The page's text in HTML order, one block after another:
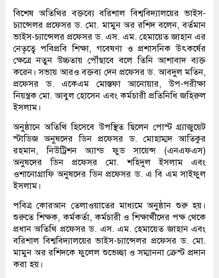
বিশেষ অতিথির বক্তব্যে বরিশাল বিশ্ববিদ্যালয়ের ভাইস-
চ্যান্সেলর প্রফেসর ড. মো. মামুন অর রশিদ বলেন, বর্তমান
ভাইস-চ্যান্সেলর প্রফেসর ড. এস. এম. হেমায়েত জাহান এর
নেতৃত্বে পবিপ্রবি শিক্ষা, গবেষণা ও প্রশাসনিক উৎকর্ষের
ক্ষেত্রে নতুন উচ্চতায় পৌঁছাবে বলে তিনি আশাবাদ ব্যক্ত
করেন। সভায় আরও বক্তব্য দেন প্রফেসর ড. আবদুল মতিন,
প্রফেসর ড. একেএম মোস্তফা আনোয়ার, উপ-পরীক্ষা
নিয়ন্ত্রক মো. আবুল হোসেন এবং কর্মচারী প্রতিনিধি জহিরুল
ইসলাম।
অনুষ্ঠানে অতিথি হিসেবে উপস্থিত ছিলেন পোস্ট গ্র্যাজুয়েট
স্টাডিজ অনুষদের ডিন প্রফেসর ড. মোহাম্মদ আতিকুর
রহমান, নিউট্রিশন অ্যান্ড ফুড সায়েন্স (এনএফএস)
অনুষদের ডিন প্রফেসর মো. শহিদুল ইসলাম এবং
ওশানোগ্রাফি অনুষদের ডিন প্রফেসর ড. এ বি এম সাইফুল
ইসলাম।
পবিত্র কোরআন তেলাওয়াতের মাধ্যমে অনুষ্ঠান শুরু হয়।
শুরুতে শিক্ষক, কর্মকর্তা, কর্মচারী ও শিক্ষার্থীদের পক্ষ থেকে
প্রধান অতিথি প্রফেসর ড. এস. এম. হেমায়েত জাহান এবং
বরিশাল বিশ্ববিদ্যালয়ের ভাইস-চ্যান্সেলর প্রফেসর ড. মো.
মামুন অর রশিদকে ফুলেল শুভেচ্ছা ও সম্মাননা ক্রেস্ট প্রদান
করা হয়।